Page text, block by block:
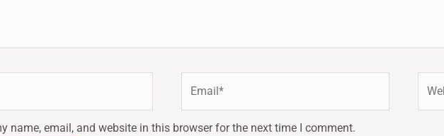
name, email, and website in this browser for the next time I comment.